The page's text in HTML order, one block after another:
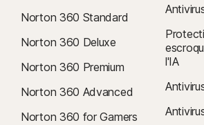
Norton 360 Standard
Norton 360 Deluxe
Norton 360 Premium
Norton 360 Advanced
Norton 360 for Gamers
l'IA